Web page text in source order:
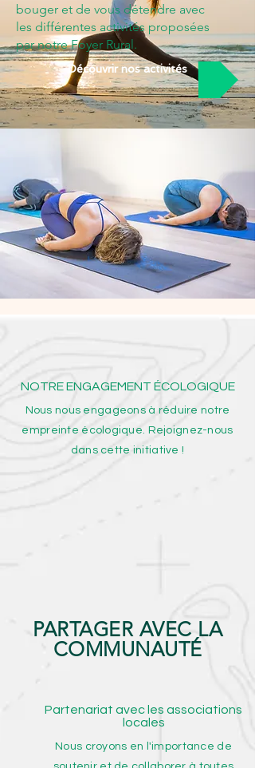
bouger et de vous détendre avec
les différentes activités proposées
par notre Foyer Rural.
Découvrir nos activités
NOTRE ENGAGEMENT ÉCOLOGIQUE
Nous nous engageons à réduire notre
empreinte écologique. Rejoignez-nous
dans cette initiative !
PARTAGER AVEC LA
COMMUNAUTÉ
Partenariat avec les associations
locales
Nous croyons en l'importance de